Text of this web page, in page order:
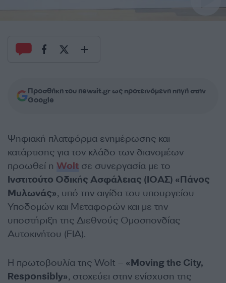
Προσθήκη του newsit.gr ως προτεινόμενη πηγή στην
Google
Ψηφιακή πλατφόρμα ενημέρωσης και
κατάρτισης για τον κλάδο των διανομέων
προωθεί η Wolt σε συνεργασία με το
Ινστιτούτο Οδικής Ασφάλειας (ΙΟΑΣ) «Πάνος
Μυλωνάς», υπό την αιγίδα του υπουργείου
Υποδομών και Μεταφορών και με την
υποστήριξη της Διεθνούς Ομοσπονδίας
Αυτοκινήτου (FIA).
Η πρωτοβουλία της Wolt – «Moving the City,
Responsibly», στοχεύει στην ενίσχυση της